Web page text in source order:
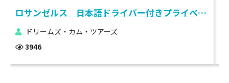
ロサンゼルス 日本語ドライバー付きプライベートツアー
ドリームズ・カム・ツアーズ
3946